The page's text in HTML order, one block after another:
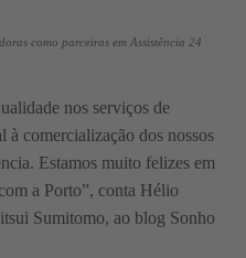
como parceiras em Assistência 24
nos serviços de
à comercialização dos nossos
Estamos muito felizes em
a Porto”, conta Hélio
Sumitomo, ao blog Sonho